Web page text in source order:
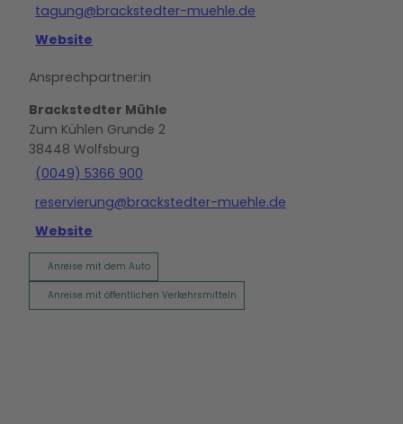
tagung@brackstedter-muehle.de
Website
Ansprechpartner:in
Brackstedter Mühle
Zum Kühlen Grunde 2
38448 Wolfsburg
(0049) 5366 900
reservierung@brackstedter-muehle.de
Website
Anreise mit dem Auto
Anreise mit öffentlichen Verkehrsmitteln